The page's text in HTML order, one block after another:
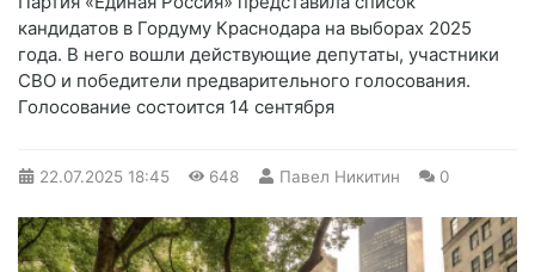
кандидатов в Гордуму Краснодара на выборах 2025
года. В него вошли действующие депутаты, участники
СВО и победители предварительного голосования.
Голосование состоится 14 сентября
22.07.2025 18:45 648 Павел Никитин 0